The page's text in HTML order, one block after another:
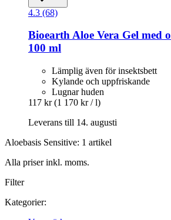
4.3 (68)
BioearthAloe Vera Gel med
100 ml
Lämplig även för insektsbett
Kylande och uppfriskande
Lugnar huden
117 kr (1 170 kr / l)
Leverans till 14. augusti
Aloebasis Sensitive: 1 artikel
Alla priser inkl. moms.
Filter
Kategorier: